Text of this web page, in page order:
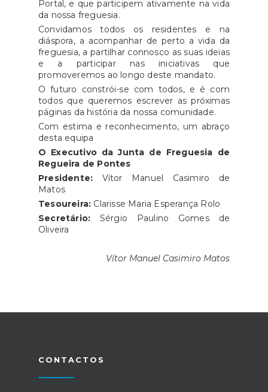
Portal, e que participem ativamente na vida
da nossa freguesia.
Convidamos todos os residentes e na
diáspora, a acompanhar de perto a vida da
freguesia, a partilhar connosco as suas ideias
e a participar nas iniciativas que
promoveremos ao longo deste mandato.
O futuro constrói-se com todos, e é com
todos que queremos escrever as próximas
páginas da história da nossa comunidade.
Com estima e reconhecimento, um abraço
desta equipa
O Executivo da Junta de Freguesia de
Regueira de Pontes
Presidente: Vítor Manuel Casimiro de
Matos
Tesoureira: Clarisse Maria Esperança Rolo
Secretário: Sérgio Paulino Gomes de
Oliveira
Vítor Manuel Casimiro Matos
CONTACTOS